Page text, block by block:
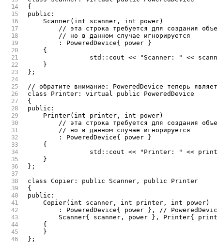
{
public :
Scanner( int scanner , int power)
// эта строка требуется для создания
// но в данном случае игнорируется
:
PoweredDevice{ power
}
{
		std
:: cout << "Scanner: " <<
}
} ;
// обратите внимание: PoweredDevice теперь
class
Printer : virtual public
PoweredDevice
{
public :
Printer( int printer , int power)
// эта строка требуется для создания
// но в данном случае игнорируется
:
PoweredDevice{ power
}
{
		std
:: cout << "Printer: " <<
}
} ;
class
Copier : public Scanner , public
Printer
{
public :
Copier( int scanner , int printer , int power)
:
PoweredDevice{ power } ,
//
        Scanner
{ scanner , power } , Printer{
{
}
} ;